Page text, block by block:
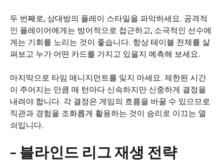
두 번째로, 상대방의 플레이 스타일을 파악하세요. 공격적
인 플레이어에게는 방어적으로 접근하고, 소극적인 선수에
게는 기회를 노리는 것이 좋습니다. 항상 테이블 전체를 살
펴보고 누가 어떤 카드를 가지고 있을지 예측해 보세요.
마지막으로 타임 매니지먼트를 잊지 마세요. 제한된 시간
이 주어지는 만큼 매 턴마다 신속하지만 신중하게 결정을
내려야 합니다. 각 결정은 게임의 흐름을 바꿀 수 있으므로
직관과 경험을 조화롭게 활용하는 것이 승리로 이끄는 열
쇠입니다.
– 블라인드 리그 재생 전략